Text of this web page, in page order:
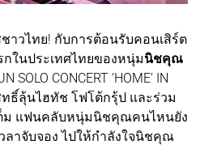
ชาวไทย! กับการต้อนรับคอนเสิร์ต
กในประเทศไทยของหนุ่มนิชคุณ
SOLO CONCERT ‘HOME’ IN
ทธิ์ลุ้นไฮทัช โฟโต้กรุ้ป และร่วม
ต็ม แฟนคลับหนุ่มนิชคุณคนไหนยัง
ลาจับจอง ไปให้กำลังใจนิชคุณ